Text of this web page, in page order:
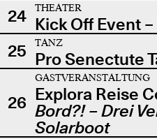
24
THEATER
Kick Off Event
25
TANZ
Pro Senectute
26
GASTVERANSTALTUNG
Explora Reise
Bord?! – Drei
Solarboot